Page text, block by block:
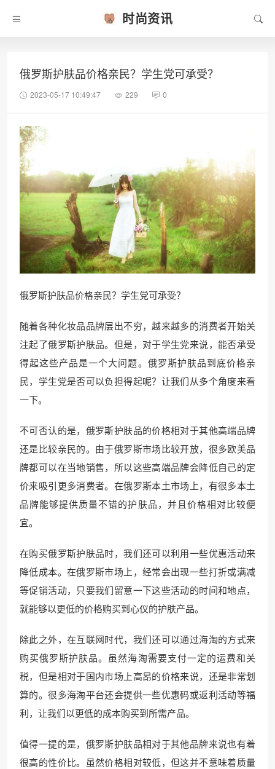
时尚资讯
俄罗斯护肤品价格亲民？学生党可承受？
2023-05-17 10:49:47 229 0
俄罗斯护肤品价格亲民？学生党可承受？
随着各种化妆品品牌层出不穷，越来越多的消费者开始关
注起了俄罗斯护肤品。但是，对于学生党来说，能否承受
得起这些产品是一个大问题。俄罗斯护肤品到底价格亲
民，学生党是否可以负担得起呢？让我们从多个角度来看
一下。
不可否认的是，俄罗斯护肤品的价格相对于其他高端品牌
还是比较亲民的。由于俄罗斯市场比较开放，很多欧美品
牌都可以在当地销售，所以这些高端品牌会降低自己的定
价来吸引更多消费者。在俄罗斯本土市场上，有很多本土
品牌能够提供质量不错的护肤品，并且价格相对比较便
宜。
在购买俄罗斯护肤品时，我们还可以利用一些优惠活动来
降低成本。在俄罗斯市场上，经常会出现一些打折或满减
等促销活动，只要我们留意一下这些活动的时间和地点，
就能够以更低的价格购买到心仪的护肤产品。
除此之外，在互联网时代，我们还可以通过海淘的方式来
购买俄罗斯护肤品。虽然海淘需要支付一定的运费和关
税，但是相对于国内市场上高昂的价格来说，还是非常划
算的。很多海淘平台还会提供一些优惠码或返利活动等福
利，让我们以更低的成本购买到所需产品。
值得一提的是，俄罗斯护肤品相对于其他品牌来说也有着
很高的性价比。虽然价格相对较低，但这并不意味着质量